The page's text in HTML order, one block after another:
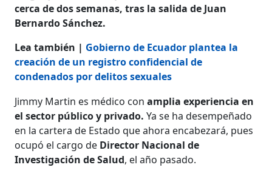
cerca de dos semanas, tras la salida de Juan
Bernardo Sánchez.
Lea también | Gobierno de Ecuador plantea la
creación de un registro confidencial de
condenados por delitos sexuales
Jimmy Martin es médico conamplia experiencia en
el sector público y privado. Ya se ha desempeñado
en la cartera de Estado que ahora encabezará, pues
ocupó el cargo de Director Nacional de
Investigación de Salud, el año pasado.